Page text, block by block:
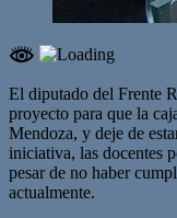
El diputado del Frente
proyecto para que la
Mendoza, y deje de
iniciativa, las docentes
pesar de no haber
actualmente.